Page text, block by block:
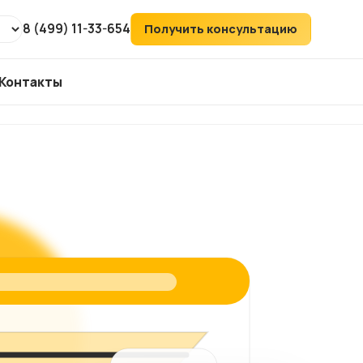
8 (499) 11-33-654 Получить консультацию